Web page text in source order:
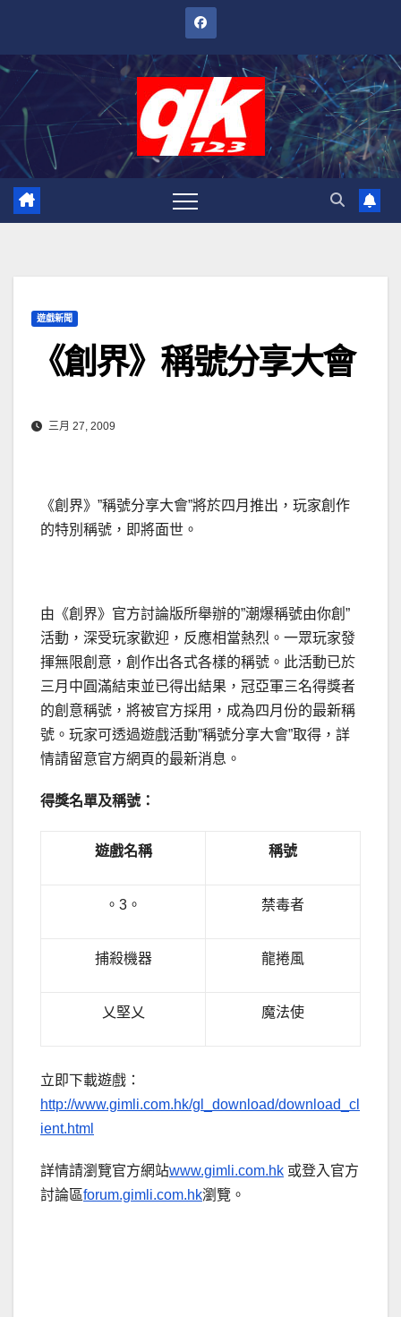
內
遊戲新聞
《創界》稱號分享大會
三月 27, 2009
《創界》”稱號分享大會”將於四月推出，玩家創作
的特別稱號，即將面世。
由《創界》官方討論版所舉辦的”潮爆稱號由你創”
活動，深受玩家歡迎，反應相當熱烈。一眾玩家發
揮無限創意，創作出各式各樣的稱號。此活動已於
三月中圓滿結束並已得出結果，冠亞軍三名得獎者
的創意稱號，將被官方採用，成為四月份的最新稱
號。玩家可透過遊戲活動”稱號分享大會”取得，詳
情請留意官方網頁的最新消息。
得獎名單及稱號：
遊戲名稱 稱號
。3。 禁毒者
捕殺機器 龍捲風
乂堅乂 魔法使
立即下載遊戲：
http://www.gimli.com.hk/gl_download/download_cl
ient.html
詳情請瀏覽官方網站www.gimli.com.hk 或登入官方
討論區forum.gimli.com.hk瀏覽。